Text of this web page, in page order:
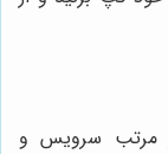
مرتب سرویس و